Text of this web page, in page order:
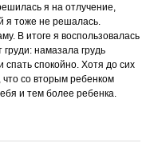
я на отлучение,
я тоже не решалась.
В итоге я воспользовалась
намазала грудь
спокойно. Хотя до сих
со вторым ребенком
и тем более ребенка.